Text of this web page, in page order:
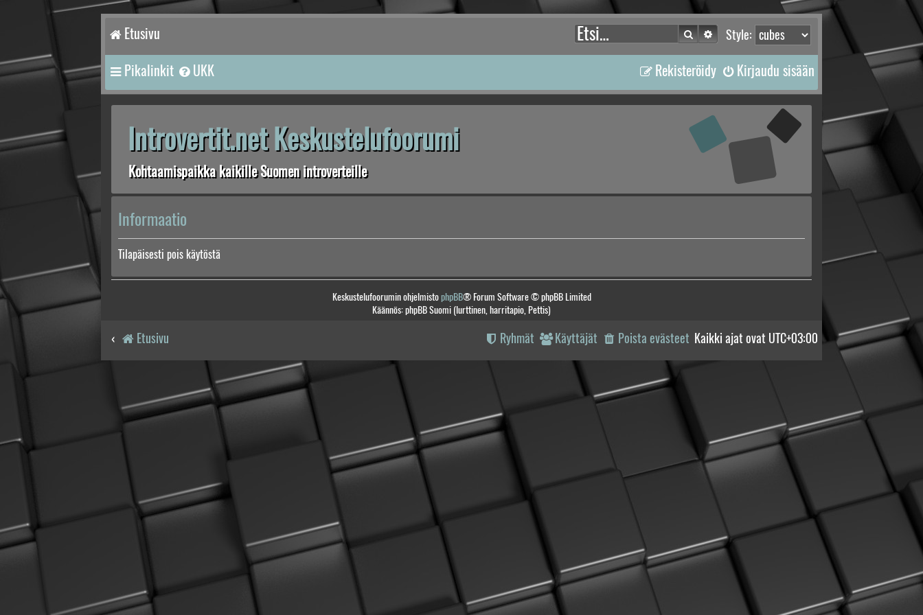
Etusivu Style:
Etsi Tarkennettu haku
Pikalinkit UKK Kirjaudu sisään
Rekisteröidy
Introvertit.net Keskustelufoorumi
Kohtaamispaikka kaikille Suomen introverteille
Informaatio
Tilapäisesti pois käytöstä
Keskustelufoorumin ohjelmistophpBB® Forum Software © phpBB Limited
Käännös: phpBB Suomi (lurttinen, harritapio, Pettis)
Etusivu Kaikki ajat ovat UTC+03:00
Poista evästeet
Käyttäjät
Ryhmät